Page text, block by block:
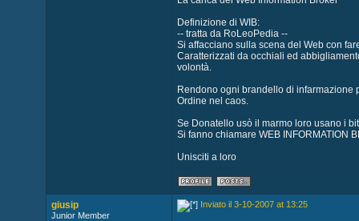
Definizione di WIB:
-- tratta da RoLeoPedia --
Si affacciano sulla scena del Web con
Caratterizzati da occhiali ed
volontà.
Rendono ogni brandello di infarmazione
Ordine nel caos.
Se Donatello usò il marmo loro usano i
Si fanno chiamare WEB INFORMATION
Unisciti a loro
giusip
Junior Member
Inviato il 3-10-2007 at 13:25